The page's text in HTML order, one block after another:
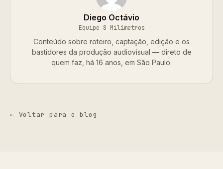
Diego Octávio
Equipe 8 Milímetros
Conteúdo sobre roteiro, captação, edição e os
bastidores da produção audiovisual — direto de
quem faz, há 16 anos, em São Paulo.
← Voltar para o blog